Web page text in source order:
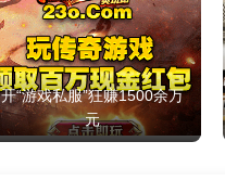
开“游戏私服”狂赚1500余万
元